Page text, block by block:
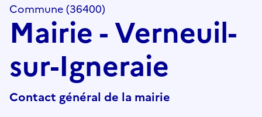
Commune (36400)
Mairie - Verneuil-
sur-Igneraie
Contact général de la mairie